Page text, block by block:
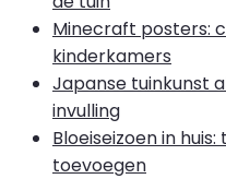
Minecraft posters:
kinderkamers
Japanse tuinkunst
invulling
Bloeiseizoen in
toevoegen